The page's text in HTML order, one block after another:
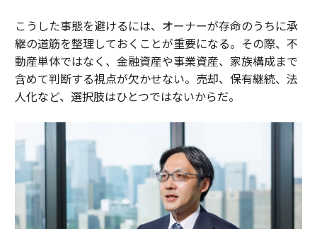
こうした事態を避けるには、オーナーが存命のうちに承
継の道筋を整理しておくことが重要になる。その際、不
動産単体ではなく、金融資産や事業資産、家族構成まで
含めて判断する視点が欠かせない。売却、保有継続、法
人化など、選択肢はひとつではないからだ。